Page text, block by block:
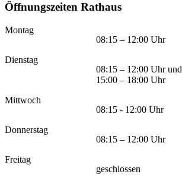
Öffnungszeiten Rathaus
Montag
08:15 – 12:00 Uhr
Dienstag
08:15 – 12:00 Uhr und
15:00 – 18:00 Uhr
Mittwoch
08:15 - 12:00 Uhr
Donnerstag
08:15 – 12:00 Uhr
Freitag
geschlossen